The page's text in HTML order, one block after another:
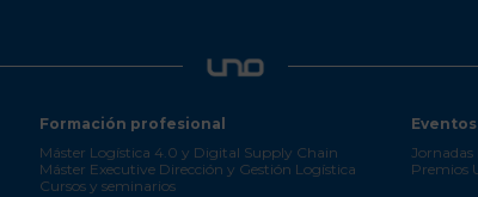
Formación profesional
Máster Logística 4.0 y Digital Supply Chain
Máster Executive Dirección y Gestión Logística
Cursos y seminarios
Eventos
Jornadas
Premios